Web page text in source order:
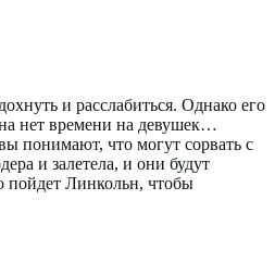
и расслабиться. Однако его
нет времени на девушек…
понимают, что могут сорвать с
и залетела, и они будут
пойдет Линкольн, чтобы